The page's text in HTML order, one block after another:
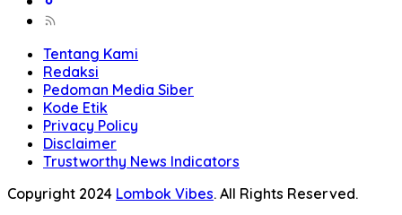
Tentang Kami
Redaksi
Pedoman Media Siber
Kode Etik
Privacy Policy
Disclaimer
Trustworthy News Indicators
Copyright 2024 Lombok Vibes. All Rights Reserved.